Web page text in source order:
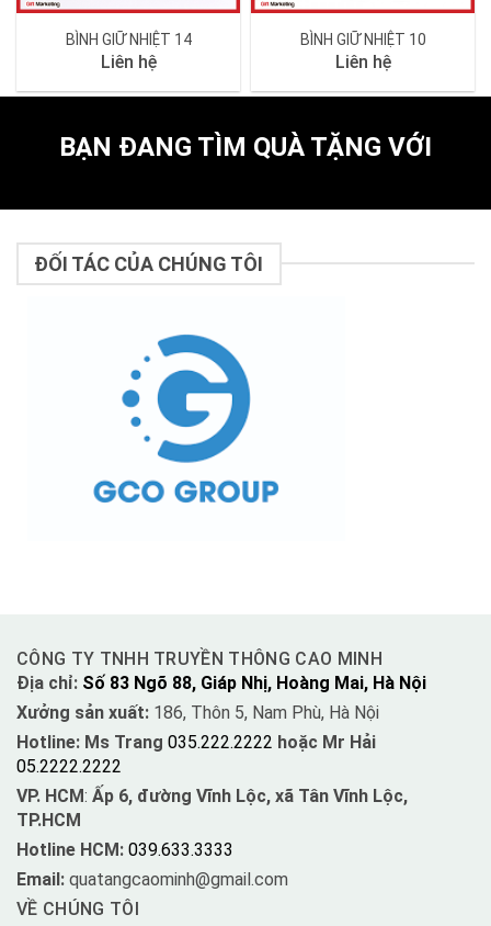
BÌNH GIỮ NHIỆT 14
Liên hệ
BÌNH GIỮ NHIỆT 10
Liên hệ
BẠN ĐANG TÌM QUÀ TẶNG VỚI
ĐỐI TÁC CỦA CHÚNG TÔI
CÔNG TY TNHH TRUYỀN THÔNG CAO MINH
Địa chỉ: Số 83 Ngõ 88, Giáp Nhị, Hoàng Mai, Hà Nội
Xưởng sản xuất: 186, Thôn 5, Nam Phù, Hà Nội
Hotline: Ms Trang 035.222.2222 hoặc Mr Hải
05.2222.2222
VP. HCM: Ấp 6, đường Vĩnh Lộc, xã Tân Vĩnh Lộc,
TP.HCM
Hotline HCM: 039.633.3333
Email: quatangcaominh@gmail.com
VỀ CHÚNG TÔI